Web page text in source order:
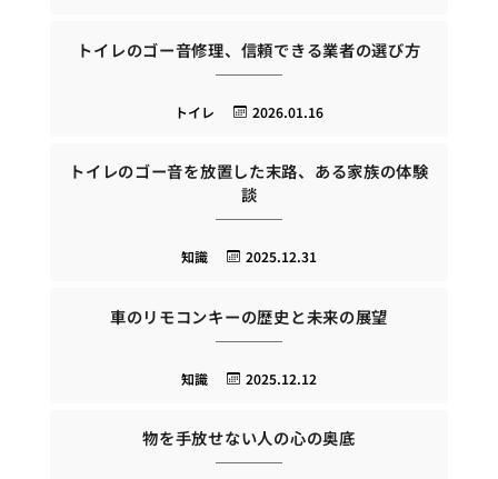
トイレのゴー音修理、信頼できる業者の選び方
2026.01.16
トイレ
トイレのゴー音を放置した末路、ある家族の体験
談
2025.12.31
知識
車のリモコンキーの歴史と未来の展望
2025.12.12
知識
物を手放せない人の心の奥底